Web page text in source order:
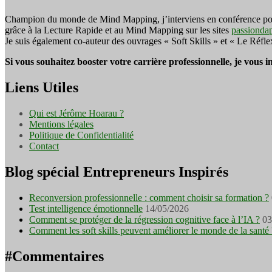
Champion du monde de Mind Mapping, j’interviens en conférence
grâce à la Lecture Rapide et au Mind Mapping sur les sites
Je suis également co-auteur des ouvrages « Soft Skills » et « Le
Si vous souhaitez booster votre carrière professionnelle, je
Liens Utiles
Qui est Jérôme Hoarau ?
Mentions légales
Politique de Confidentialité
Contact
Blog spécial Entrepreneurs Inspirés
Reconversion professionnelle : comment choisir sa formation ?
Test intelligence émotionnelle 14/05/2026
Comment se protéger de la régression cognitive face à l’IA ?
Comment les soft skills peuvent améliorer le monde de la santé
#Commentaires